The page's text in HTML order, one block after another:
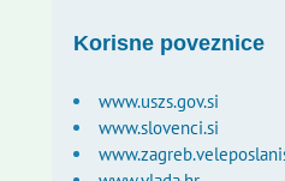
Korisne poveznice
www.uszs.gov.si
www.slovenci.si